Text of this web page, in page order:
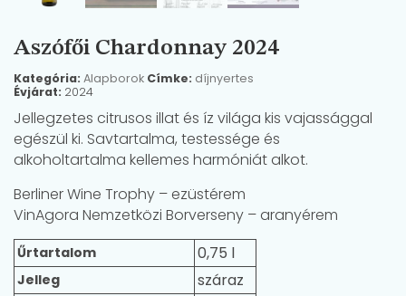
Aszófői Chardonnay 2024
Kategória: Alapborok Címke: díjnyertes
Évjárat: 2024
Jellegzetes citrusos illat és íz világa kis vajassággal
egészül ki. Savtartalma, testessége és
alkoholtartalma kellemes harmóniát alkot.
Berliner Wine Trophy – ezüstérem
VinAgora Nemzetközi Borverseny – aranyérem
Űrtartalom 0,75 l
Jelleg száraz